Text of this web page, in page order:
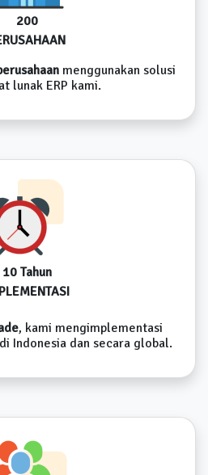
200
menggunakan solusi
lunak ERP kami.
10 Tahun
, kami mengimplementasi
Indonesia dan secara global.